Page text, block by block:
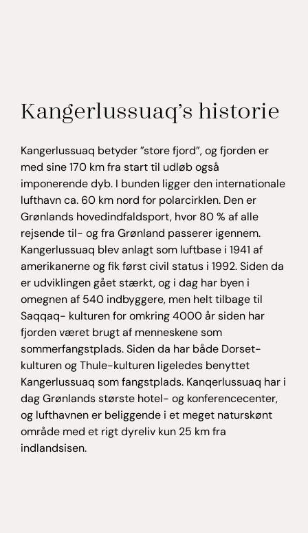
Kangerlussuaq’s historie
Kangerlussuaq betyder ”store fjord”, og fjorden er
med sine 170 km fra start til udløb også
imponerende dyb. I bunden ligger den internationale
lufthavn ca. 60 km nord for polarcirklen. Den er
Grønlands hovedindfaldsport, hvor 80 % af alle
rejsende til- og fra Grønland passerer igennem.
Kangerlussuaq blev anlagt som luftbase i 1941 af
amerikanerne og fik først civil status i 1992. Siden da
er udviklingen gået stærkt, og i dag har byen i
omegnen af 540 indbyggere, men helt tilbage til
Saqqaq- kulturen for omkring 4000 år siden har
fjorden været brugt af menneskene som
sommerfangstplads. Siden da har både Dorset-
kulturen og Thule-kulturen ligeledes benyttet
Kangerlussuaq som fangstplads. Kanqerlussuaq har i
dag Grønlands største hotel- og konferencecenter,
og lufthavnen er beliggende i et meget naturskønt
område med et rigt dyreliv kun 25 km fra
indlandsisen.